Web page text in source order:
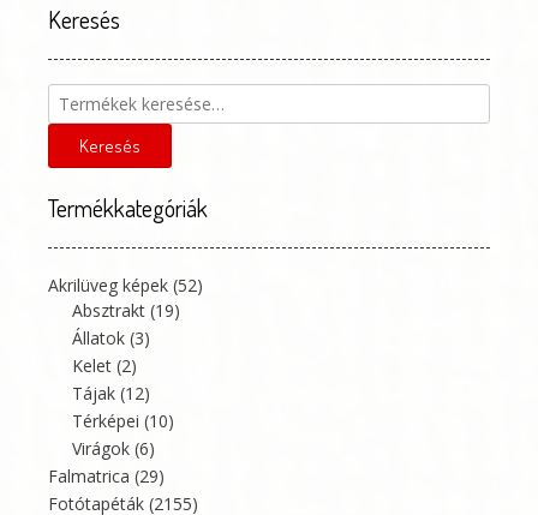
választhatók
ki
Keresés
Keresés
a
következőre:
Keresés
Termékkategóriák
Akrilüveg képek (52)
Absztrakt (19)
Állatok (3)
Kelet (2)
Tájak (12)
Térképei (10)
Virágok (6)
Falmatrica (29)
Fotótapéták (2155)